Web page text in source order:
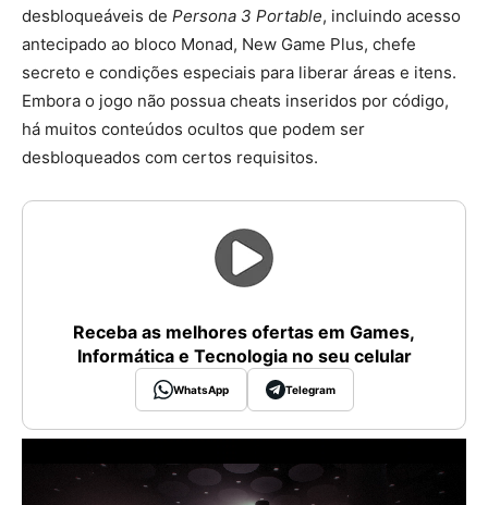
desbloqueáveis de Persona 3 Portable, incluindo acesso
antecipado ao bloco Monad, New Game Plus, chefe
secreto e condições especiais para liberar áreas e itens.
Embora o jogo não possua cheats inseridos por código,
há muitos conteúdos ocultos que podem ser
desbloqueados com certos requisitos.
Receba as melhores ofertas em Games,
Informática e Tecnologia no seu celular
WhatsApp Telegram